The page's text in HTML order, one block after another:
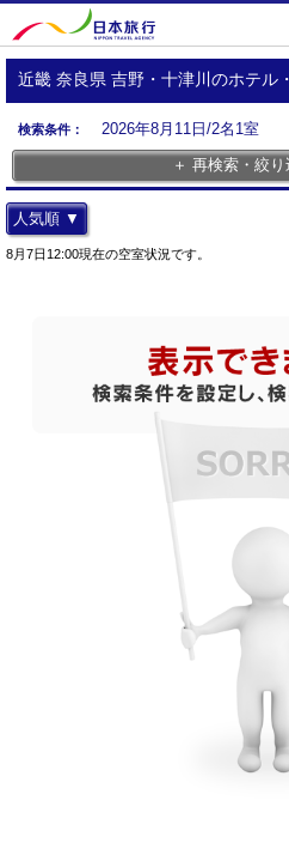
近畿 奈良県 吉野・十津川のホテ
検索条件：
2026年8月11日/2名1室
＋ 再検索・絞り
人気順 ▼
8月7日12:00現在の空室状況です。